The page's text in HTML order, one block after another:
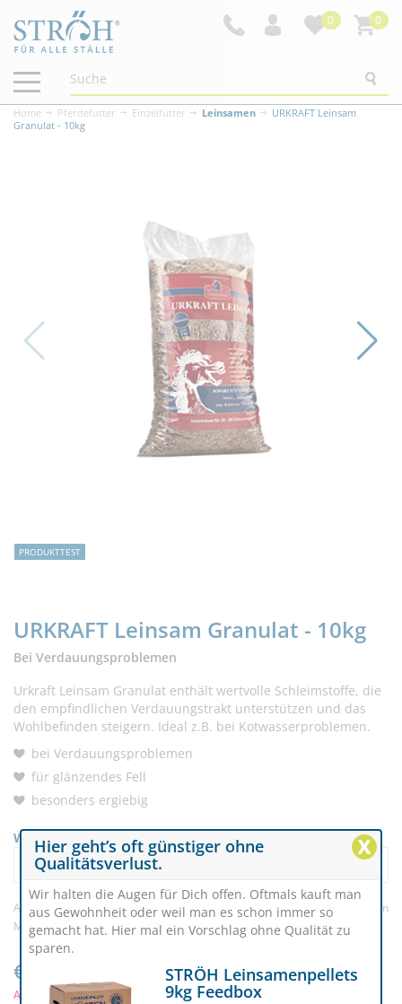
0 0
Navigation
ein-/ausblenden
Home Pferdefutter Einzelfutter Leinsamen
URKRAFT Leinsam
Granulat - 10kg
PRODUKTTEST
URKRAFT Leinsam Granulat - 10kg
Bei Verdauungsproblemen
Urkraft Leinsam Granulat enthält wertvolle Schleimstoffe, die
den empfindlichen Verdauungstrakt unterstützen und das
Wohlbefinden steigern. Ideal z.B. bei Kotwasserproblemen.
bei Verdauungsproblemen
für glänzendes Fell
besonders ergiebig
Wunschvariante auswählen
URKRAFT Leinsam Granulat - 10kg Bei Verdauungsproblemen
Artikelnr. 4517 (15) |Bewertung schreiben
Marke:Urkraft
€ 35,00
Ab 2 Stück nur € 33,90
X
Hier geht’s oft günstiger ohne
Qualitätsverlust.
Wir halten die Augen für Dich offen. Oftmals kauft man
aus Gewohnheit oder weil man es schon immer so
gemacht hat. Hier mal ein Vorschlag ohne Qualität zu
sparen.
STRÖH Leinsamenpellets
9kg Feedbox